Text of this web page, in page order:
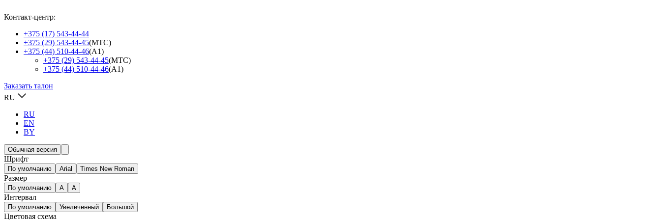
Контакт-центр:
+375 (17) 543-44-44
+375 (29) 543-44-45(МТС)
+375 (44) 510-44-46(А1)
+375 (29) 543-44-45(МТС)
+375 (44) 510-44-46(А1)
Заказать талон
RU
RU
EN
BY
Обычная версия
Шрифт
По умолчанию Arial Times New Roman
Размер
По умолчанию A A
Интервал
По умолчанию Увеличенный Большой
Цветовая схема